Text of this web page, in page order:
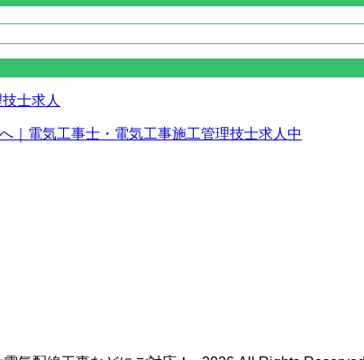
｜電気工事士・電気工事施工管理技士求人中